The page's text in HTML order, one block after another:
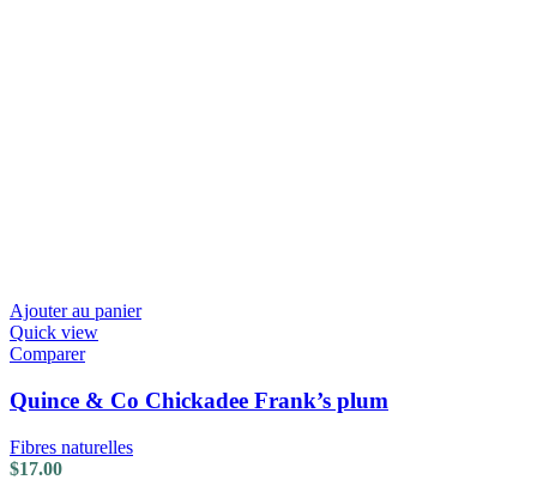
Ajouter au panier
Quick view
Comparer
Quince & Co Chickadee Frank’s plum
Fibres naturelles
$17.00